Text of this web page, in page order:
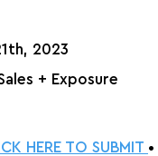
2023
+ Exposure
HERE TO SUBMIT •